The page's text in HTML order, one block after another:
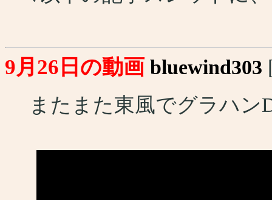
9月26日の動画 bluewind303
またまた東風でグラハン